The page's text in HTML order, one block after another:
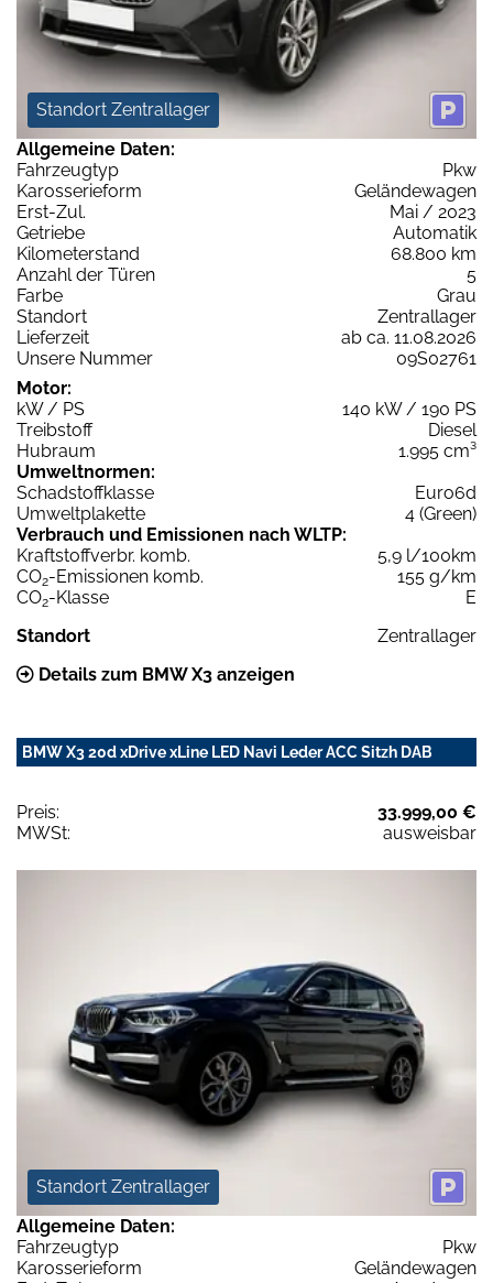
Standort Zentrallager
Allgemeine Daten:
Fahrzeugtyp
Pkw
Karosserieform
Geländewagen
Erst-Zul.
Mai / 2023
Getriebe
Automatik
Kilometerstand
68.800 km
Anzahl der Türen
5
Farbe
Grau
Standort
Zentrallager
Lieferzeit
ab ca. 11.08.2026
Unsere Nummer
09S02761
Motor:
kW / PS
140 kW / 190 PS
Treibstoff
Diesel
Hubraum
1.995 cm³
Umweltnormen:
Schadstoffklasse
Euro6d
Umweltplakette
4 (Green)
Verbrauch und Emissionen nach WLTP:
Kraftstoffverbr. komb.
5,9 l/100km
CO2-Emissionen komb.
155 g/km
CO2-Klasse
E
Standort
Zentrallager
Details zum BMW X3 anzeigen
BMW X3 20d xDrive xLine LED Navi Leder ACC Sitzh DAB
Preis:
33.999,00 €
MWSt:
ausweisbar
Standort Zentrallager
Allgemeine Daten:
Fahrzeugtyp
Pkw
Karosserieform
Geländewagen